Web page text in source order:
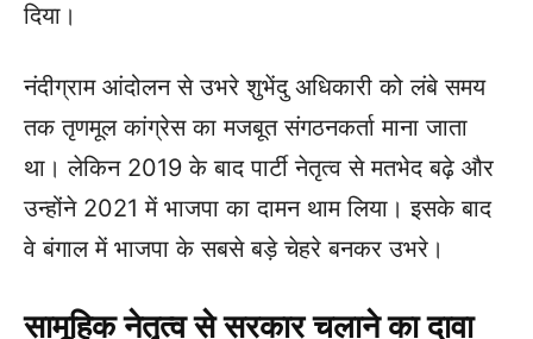
दिया।
नंदीग्राम आंदोलन से उभरे शुभेंदु अधिकारी को लंबे समय
तक तृणमूल कांग्रेस का मजबूत संगठनकर्ता माना जाता
था। लेकिन 2019 के बाद पार्टी नेतृत्व से मतभेद बढ़े और
उन्होंने 2021 में भाजपा का दामन थाम लिया। इसके बाद
वे बंगाल में भाजपा के सबसे बड़े चेहरे बनकर उभरे।
सामूहिक नेतृत्व से सरकार चलाने का दावा